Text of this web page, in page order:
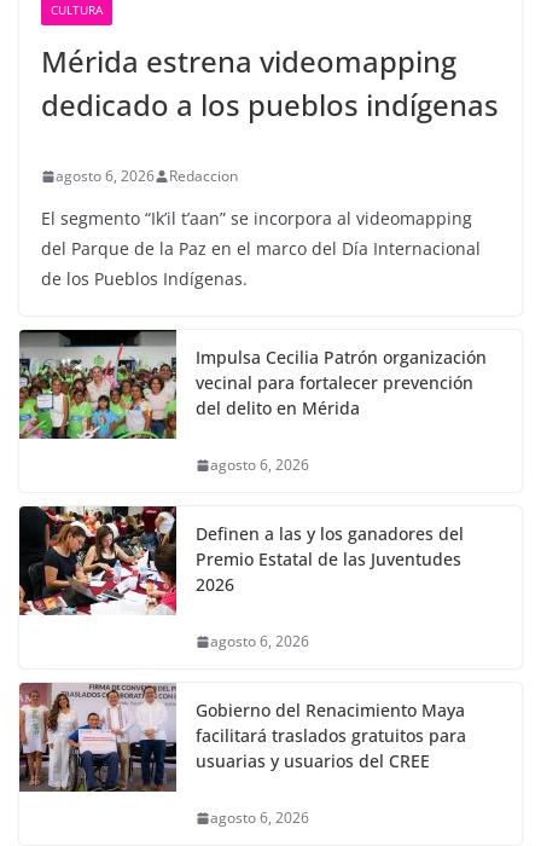
CULTURA
Mérida estrena videomapping
dedicado a los pueblos indígenas
agosto 6, 2026 Redaccion
El segmento “Ik’il t’aan” se incorpora al videomapping
del Parque de la Paz en el marco del Día Internacional
de los Pueblos Indígenas.
Impulsa Cecilia Patrón organización
vecinal para fortalecer prevención
del delito en Mérida
agosto 6, 2026
Definen a las y los ganadores del
Premio Estatal de las Juventudes
2026
agosto 6, 2026
Gobierno del Renacimiento Maya
facilitará traslados gratuitos para
usuarias y usuarios del CREE
agosto 6, 2026